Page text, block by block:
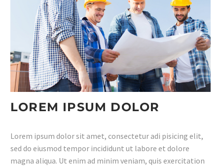
LOREM IPSUM DOLOR
Lorem ipsum dolor sit amet, consectetur adi pisicing elit,
sed do eiusmod tempor incididunt ut labore et dolore
magna aliqua. Ut enim ad minim veniam, quis exercitation